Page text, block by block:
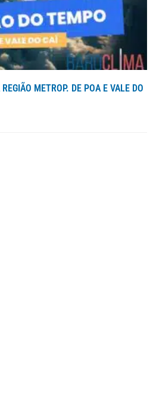
METROP. DE POA E VALE DO